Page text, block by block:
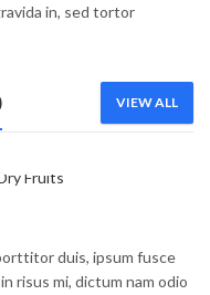
in, sed tortor
VIEW ALL
duis, ipsum fusce
risus mi, dictum nam odio